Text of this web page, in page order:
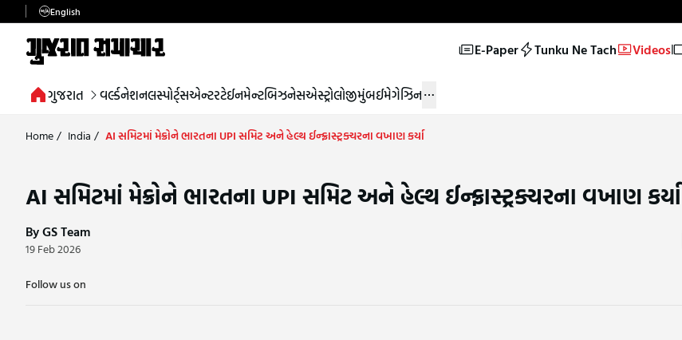
English
E-Paper Tunku Ne Tach Videos
ગુજરાત વર્લ્ડનેશનલસ્પોર્ટ્સએન્ટરટેઈનમેન્ટબિઝનેસએસ્ટ્રોલોજીમુંબઈમેગેઝિન
Home/ India / AI સમિટમાં મેક્રોને ભારતના UPI સમિટ અને હેલ્થ ઈન્ફ્રાસ્ટ્રક્ચરના વખાણ કર્યા
AI સમિટમાં મેક્રોને ભારતના UPI સમિટ અને હેલ્થ ઈન્ફ્રાસ્ટ્રક્ચરના વખાણ કર્યા
By GS Team
19 Feb 2026
Follow us on